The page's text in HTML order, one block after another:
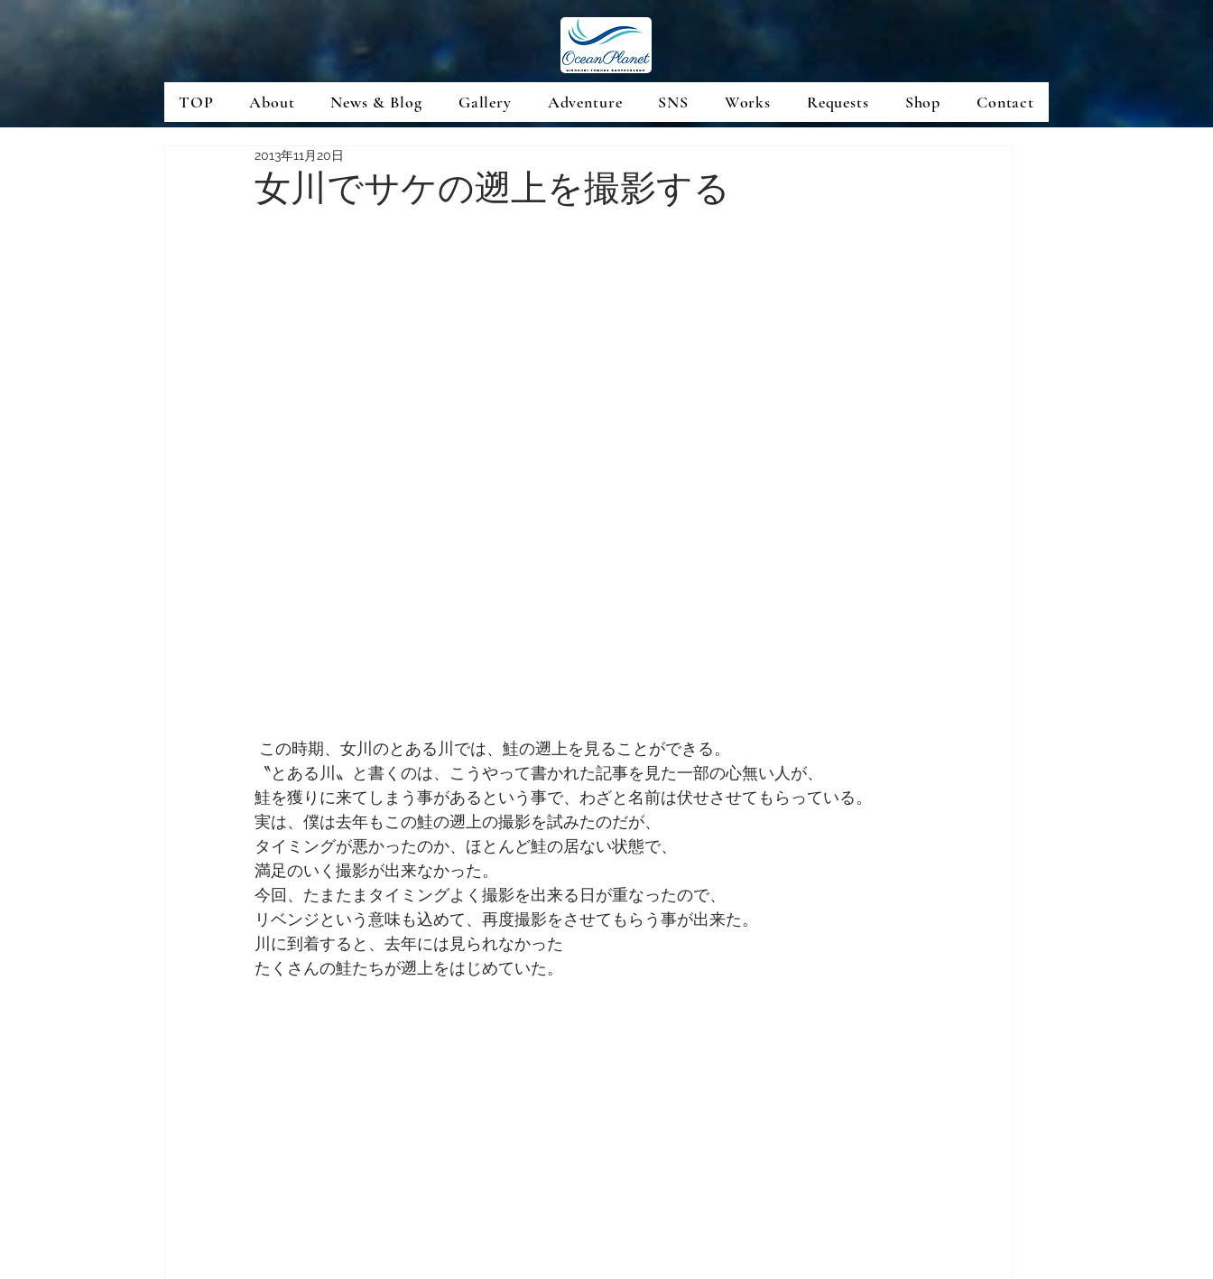
TOP About News & Blog Gallery Adventure SNS Works Requests Shop Contact
女川でサケの遡上を撮影する
2013年11月20日
この時期、女川のとある川では、鮭の遡上を見ることができる。
〝とある川〟と書くのは、こうやって書かれた記事を見た一部の心無い人が、
鮭を獲りに来てしまう事があるという事で、わざと名前は伏せさせてもらっている。
実は、僕は去年もこの鮭の遡上の撮影を試みたのだが、
タイミングが悪かったのか、ほとんど鮭の居ない状態で、
満足のいく撮影が出来なかった。
今回、たまたまタイミングよく撮影を出来る日が重なったので、
リベンジという意味も込めて、再度撮影をさせてもらう事が出来た。
川に到着すると、去年には見られなかった
たくさんの鮭たちが遡上をはじめていた。